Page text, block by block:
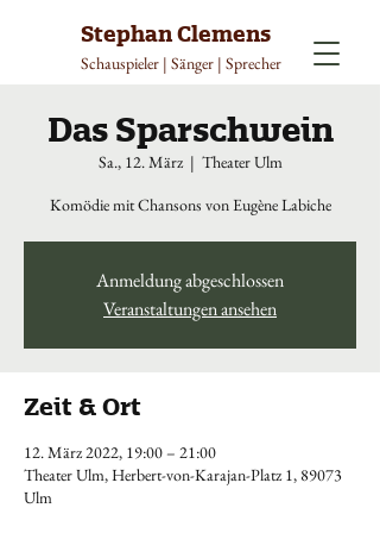
Stephan Clemens
Schauspieler | Sänger | Sprecher
Das Sparschwein
Sa., 12. März
  |
Theater Ulm
Komödie mit Chansons von Eugène Labiche
Anmeldung abgeschlossen
Veranstaltungen ansehen
Zeit & Ort
12. März 2022, 19:00 – 21:00
Theater Ulm, Herbert-von-Karajan-Platz 1, 89073
Ulm